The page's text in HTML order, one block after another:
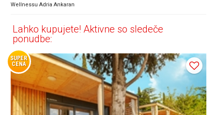
Wellnessu Adria Ankaran
Lahko kupujete! Aktivne so sledeče
ponudbe:
SUPER
CENA